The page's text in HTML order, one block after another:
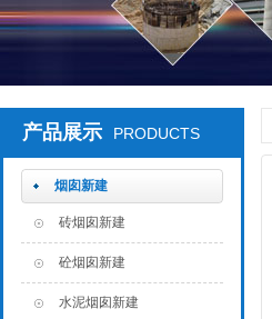
产品展示 PRODUCTS
烟囱新建
砖烟囱新建
砼烟囱新建
水泥烟囱新建